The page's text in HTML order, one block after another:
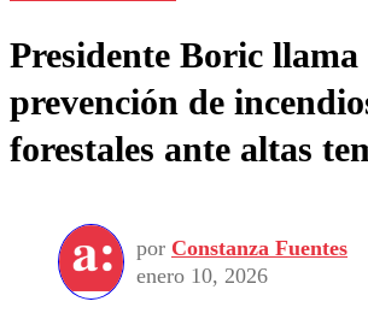
Presidente Boric llama
prevención de
forestales ante altas
por Constanza Fuentes
enero 10, 2026